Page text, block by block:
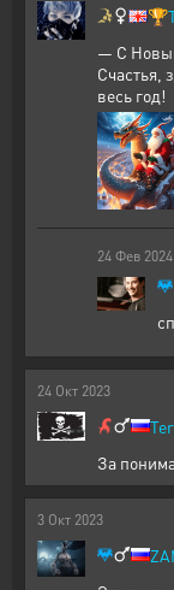
🏆
— С
Счастья,
весь год!
24 Фев 2024
24 Окт 2023
За
3 Окт 2023